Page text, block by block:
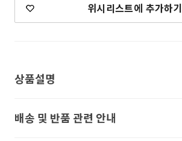
위시리스트에 추가하기
상품설명
배송 및 반품 관련 안내